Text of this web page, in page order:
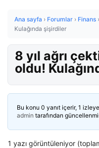
Ana sayfa › Forumlar › Finans ›
Kulağında şişirdiler
8 yıl ağrı
oldu!
Bu konu 0 yanıt içerir, 1
admin tarafından
1 yazı görüntüleniyor